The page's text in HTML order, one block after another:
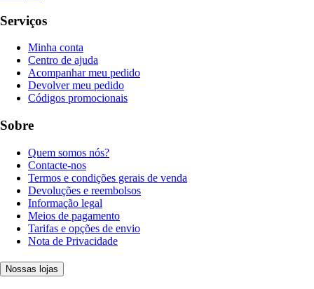
Serviços
Minha conta
Centro de ajuda
Acompanhar meu pedido
Devolver meu pedido
Códigos promocionais
Sobre
Quem somos nós?
Contacte-nos
Termos e condições gerais de venda
Devoluções e reembolsos
Informação legal
Meios de pagamento
Tarifas e opções de envio
Nota de Privacidade
Nossas lojas